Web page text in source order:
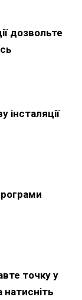
дозвольте
інсталяції
точку у